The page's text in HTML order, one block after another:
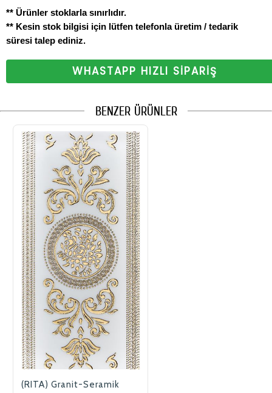
** Ürünler stoklarla sınırlıdır.
** Kesin stok bilgisi için lütfen telefonla üretim / tedarik
süresi talep ediniz.
WHASTAPP HIZLI SİPARİŞ
BENZER ÜRÜNLER
(RITA) Granit-Seramik